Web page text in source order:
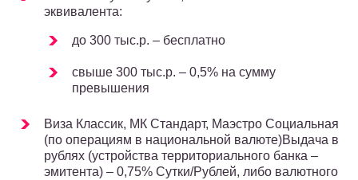
эквивалента:
до 300 тыс.р. – бесплатно
свыше 300 тыс.р. – 0,5% на сумму
превышения
Виза Классик, МК Стандарт, Маэстро Социальная
(по операциям в национальной валюте)Выдача в
рублях (устройства территориального банка –
эмитента) – 0,75% Сутки/Рублей, либо валютного